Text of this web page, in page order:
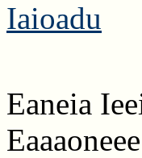
Iaioadu
Eaneia